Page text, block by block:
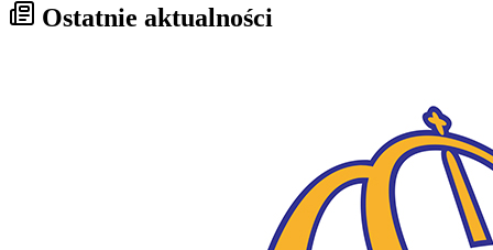
Ostatnie aktualności